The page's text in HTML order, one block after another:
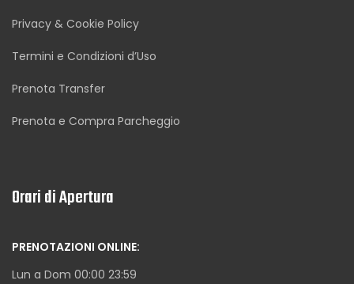
Privacy & Cookie Policy
Termini e Condizioni d’Uso
Prenota Transfer
Prenota e Compra Parcheggio
Orari di Apertura
PRENOTAZIONI ONLINE:
Lun a Dom 00:00 23:59